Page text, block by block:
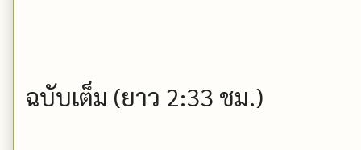
ฉบับเต็ม (ยาว 2:33 ชม.)